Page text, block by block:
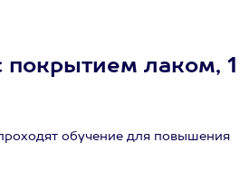
покрытием лаком, 1
обучение для повышения